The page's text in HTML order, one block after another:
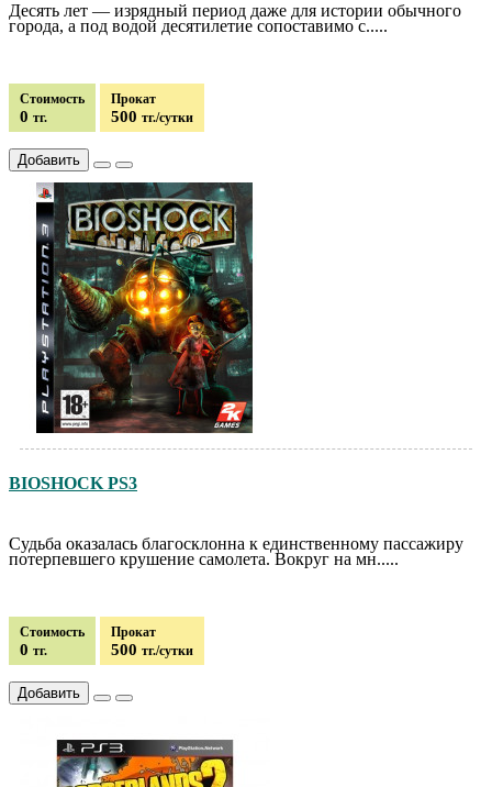
Десять лет — изрядный период даже для истории обычного
города, а под водой десятилетие сопоставимо с.....
Стоимость
0 тг.
Прокат
500 тг./сутки
Добавить
BIOSHOCK PS3
Судьба оказалась благосклонна к единственному пассажиру
потерпевшего крушение самолета. Вокруг на мн.....
Стоимость
0 тг.
Прокат
500 тг./сутки
Добавить